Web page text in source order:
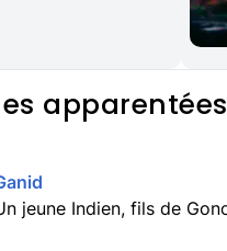
apparentées
jeune Indien, fils de